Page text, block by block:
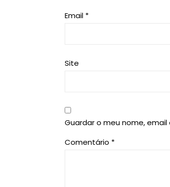
Email *
Site
Guardar o meu nome,
Comentário *